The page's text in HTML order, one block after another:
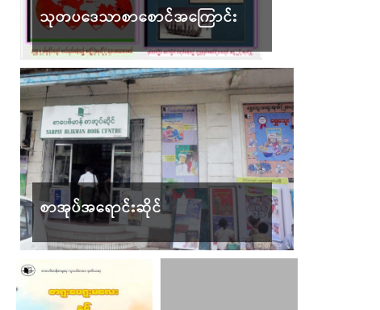
သုတပဒေသာစာစောင်အကြောင်း
စာအုပ်အရောင်းဆိုင်